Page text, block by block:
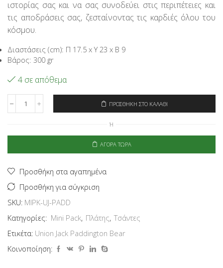
ιστορίας σας και να σας συνοδεύει στις περιπέτειες και
τις αποδράσεις σας, ζεσταίνοντας τις καρδιές όλου του
κόσμου.
Διαστάσεις (cm): Π 17.5 x Υ 23 x Β 9
Βάρος: 300 gr
4 σε απόθεμα
Signare
Mini
-
Jack
Paddington
Bear
ΠΡΟΣΘΉΚΗ ΣΤΟ ΚΑΛΆΘΙ
Ή
ΑΓΟΡΆ ΤΏΡΑ
Προσθήκη στα αγαπημένα
Προσθήκη για σύγκριση
SKU: MIPK-UJ-PADD
Κατηγορίες: Mini Pack, Πλάτης, Τσάντες
Ετικέτα: Union Jack Paddington Bear
Κοινοποίηση: